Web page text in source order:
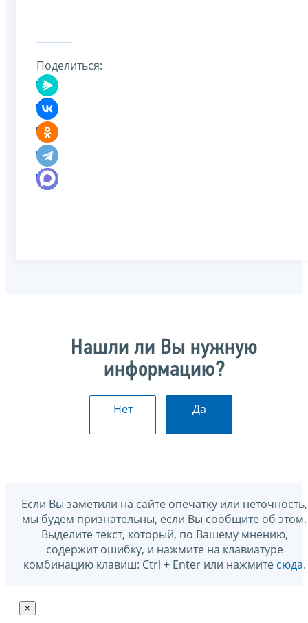
Поделиться:
Нашли ли Вы нужную
информацию?
Нет Да
Если Вы заметили на сайте опечатку или неточность,
мы будем признательны, если Вы сообщите об этом.
Выделите текст, который, по Вашему мнению,
содержит ошибку, и нажмите на клавиатуре
комбинацию клавиш: Ctrl + Enter или нажмите сюда.
×